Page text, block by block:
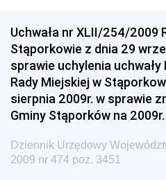
Dziennik Urzędowy
Dziennik Urzędowy
Budownictwa
Dziennik Urzędowy
Żeglugi Śródlądowej
Dziennik Urzędowy Ministra
Dziennik Urzędowy Ministra
Uchwała nr XLII/254/2009
Stąporkowie z dnia 29
sprawie uchylenia
Rady Miejskiej w
sierpnia 2009r. w sprawie
Gminy Stąporków na 2009r.
Dziennik Urzędowy
2009 nr 474 poz. 3451